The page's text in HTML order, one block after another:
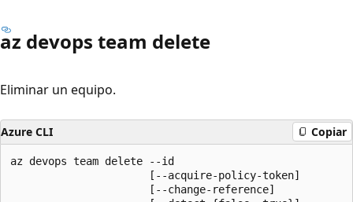
az devops team delete
Eliminar un equipo.
Azure CLI Copiar
az devops team delete --id
                      [--acquire-policy-token]
                      [--change-reference]